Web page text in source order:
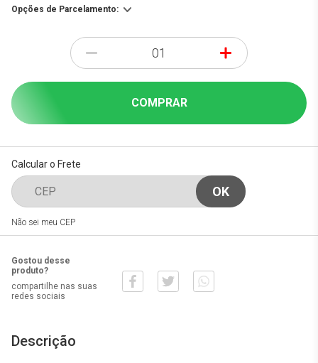
Opções de Parcelamento:
- +
COMPRAR
Calcular o Frete
Não sei meu CEP
Gostou desse
produto?
compartilhe nas suas
redes sociais
Descrição